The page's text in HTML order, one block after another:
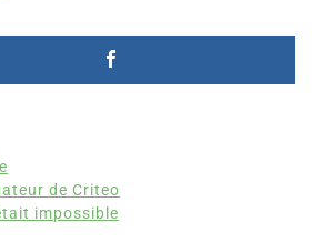
de Criteo
impossible